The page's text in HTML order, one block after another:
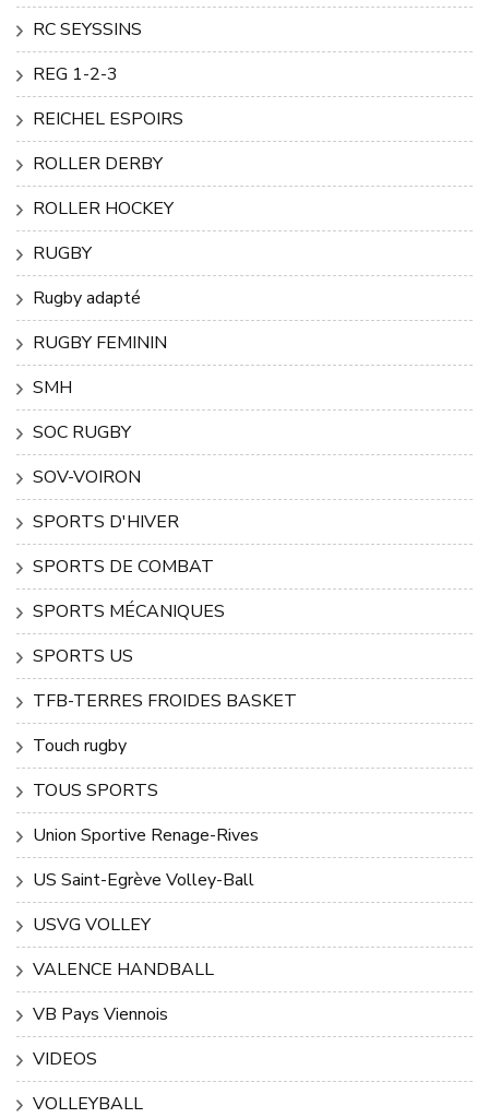
RC SEYSSINS
REG 1-2-3
REICHEL ESPOIRS
ROLLER DERBY
ROLLER HOCKEY
RUGBY
Rugby adapté
RUGBY FEMININ
SMH
SOC RUGBY
SOV-VOIRON
SPORTS D'HIVER
SPORTS DE COMBAT
SPORTS MÉCANIQUES
SPORTS US
TFB-TERRES FROIDES BASKET
Touch rugby
TOUS SPORTS
Union Sportive Renage-Rives
US Saint-Egrève Volley-Ball
USVG VOLLEY
VALENCE HANDBALL
VB Pays Viennois
VIDEOS
VOLLEYBALL